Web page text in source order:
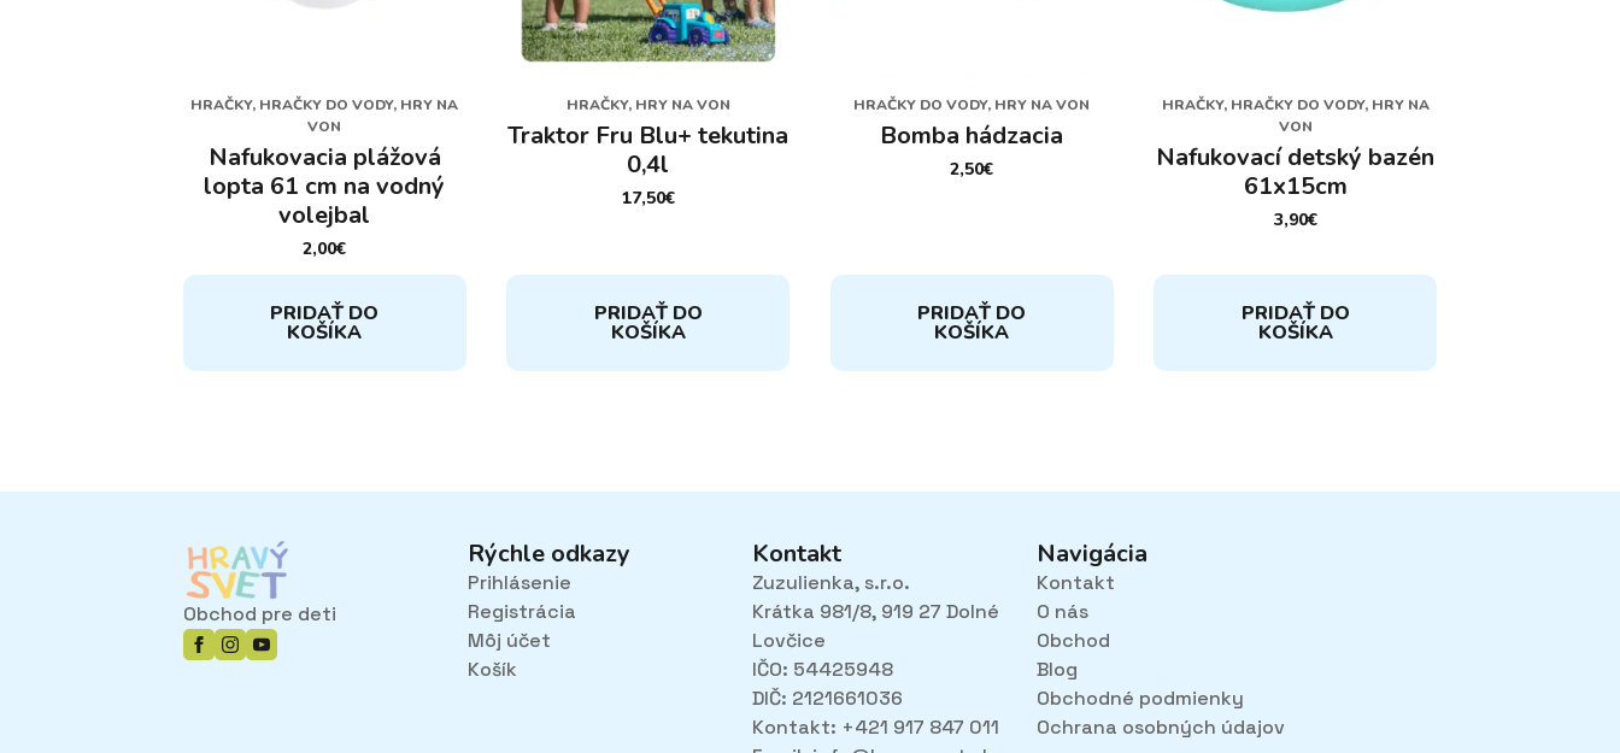
HRAČKY, HRAČKY DO VODY, HRY NA
VON
Nafukovacia plážová
lopta 61 cm na vodný
volejbal
2,00€
PRIDAŤ DO
KOŠÍKA
HRAČKY, HRY NA VON
Traktor Fru Blu+ tekutina
0,4l
17,50€
PRIDAŤ DO
KOŠÍKA
HRAČKY DO VODY, HRY NA VON
Bomba hádzacia
2,50€
PRIDAŤ DO
KOŠÍKA
HRAČKY, HRAČKY DO VODY, HRY NA
VON
Nafukovací detský bazén
61x15cm
3,90€
PRIDAŤ DO
KOŠÍKA
Obchod pre deti
Rýchle odkazy
Prihlásenie
Registrácia
Môj účet
Košík
Kontakt
Zuzulienka, s.r.o.
Krátka 981/8, 919 27 Dolné
Lovčice
IČO: 54425948
DIČ: 2121661036
Kontakt: +421 917 847 011
Navigácia
Kontakt
O nás
Obchod
Blog
Obchodné podmienky
Ochrana osobných údajov